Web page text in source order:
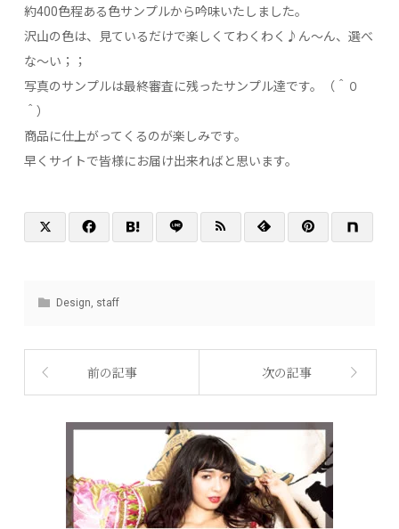
約400色程ある色サンプルから吟味いたしました。
沢山の色は、見ているだけで楽しくてわくわく♪ん～ん、選べ
な～い；；
写真のサンプルは最終審査に残ったサンプル達です。（＾０
＾）
商品に仕上がってくるのが楽しみです。
早くサイトで皆様にお届け出来ればと思います。
Design, staff
前の記事 次の記事